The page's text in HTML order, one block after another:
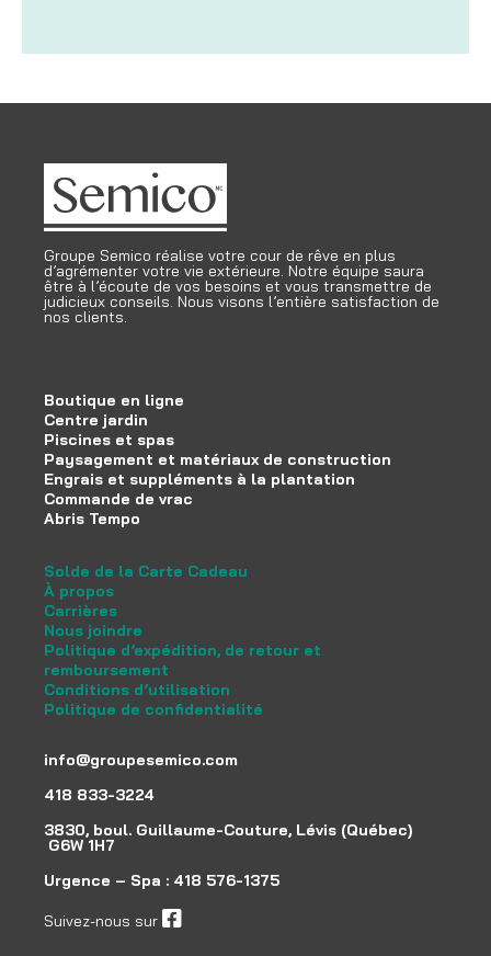
Groupe Semico réalise votre cour de rêve en plus
d’agrémenter votre vie extérieure. Notre équipe saura
être à l’écoute de vos besoins et vous transmettre de
judicieux conseils. Nous visons l’entière satisfaction de
nos clients.
Boutique en ligne
Centre jardin
Piscines et spas
Paysagement et matériaux de construction
Engrais et suppléments à la plantation
Commande de vrac
Abris Tempo
Solde de la Carte Cadeau
À propos
Carrières
Nous joindre
Politique d’expédition, de retour et
remboursement
Conditions d’utilisation
Politique de confidentialité
info@groupesemico.com
418 833-3224
3830, boul. Guillaume-Couture, Lévis (Québec)
G6W 1H7
Urgence – Spa : 418 576-1375
Suivez-nous sur